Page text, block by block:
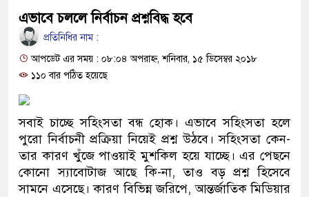
সিল-স্বাক্ষর জালিয়াতি চক্রের পাঁচ
জনগণ পরিবর্তন চেয়েছে
মিরপুর মডেল থানার অভিযানে
মাদক কারবারি গ্রেফতার
২৮ লাখ টাকার জাল নোটসহ
এভাবে চললে নির্বাচন প্রশ্নবিদ্ধ হবে
প্রতিনিধির নাম :
আপডেট এর সময় : ০৮:০৪ অপরাহ্ন, শনিবার, ১৫ ডিসেম্বর ২০১৮
১১০ বার পঠিত হয়েছে
সবাই চাচ্ছে সহিংসতা বন্ধ হোক। এভাবে সহিংসতা হলে
পুরো নির্বাচনী প্রক্রিয়া নিয়েই প্রশ্ন উঠবে। সহিংসতা কেন-
তার কারণ খুঁজে পাওয়াই মুশকিল হয়ে যাচ্ছে। এর পেছনে
কোনো স্যাবোটাজ আছে কি-না, তাও বড় প্রশ্ন হিসেবে
সামনে এসেছে। কারণ বিভিন্ন জরিপে, আন্তর্জাতিক মিডিয়ার